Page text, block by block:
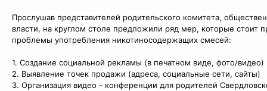
Прослушав представителей родительского комитета,
власти, на круглом столе предложили ряд мер, которые стоит
проблемы употребления никотиносодержащих смесей:
1. Создание социальной рекламы (в печатном виде, фото/видео)
2. Выявление точек продажи (адреса, социальные сети, сайты)
3. Организация видео - конференции для родителей